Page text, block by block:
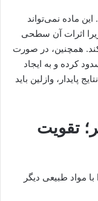
این ماده نمی‌تواند
اثرات آن سطحی
همچنین، در صورت
کرده و به ایجاد
پایدار، وازلین باید
تقویت
مواد طبیعی دیگر